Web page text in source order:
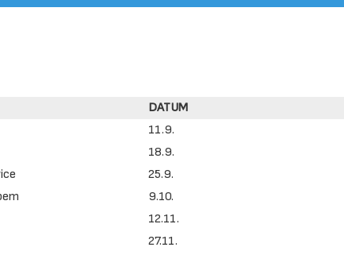
DATUM
11.9.
18.9.
25.9.
9.10.
12.11.
27.11.